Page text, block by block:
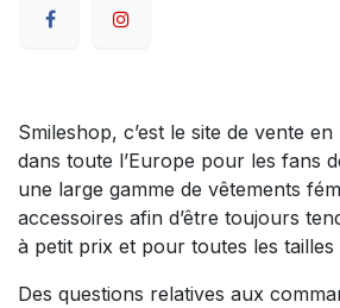
Smileshop, c’est le site de vente
dans toute l’Europe pour les fans
une large gamme de vêtements
accessoires afin d’être toujours
à petit prix et pour toutes les tailles
Des questions relatives aux